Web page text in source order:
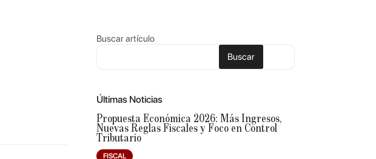
Buscar artículo
Buscar
Últimas Noticias
Propuesta Económica 2026: Más Ingresos,
Nuevas Reglas Fiscales y Foco en Control
Tributario
FISCAL